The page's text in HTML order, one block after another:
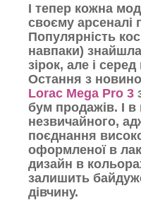
І тепер кожна
своєму арсеналі
Популярність
навпаки)
зірок, але і
Остання з
Lorac Mega Pro 3
бум продажів. І
незвичайного,
поєднання
оформленої в
дизайн в
залишить
дівчину.